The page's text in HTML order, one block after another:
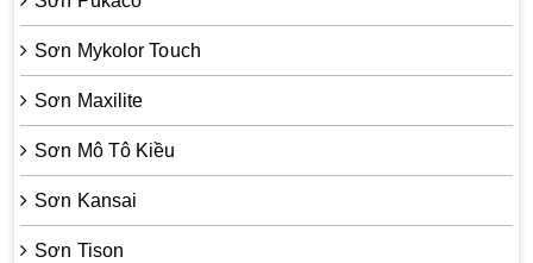
Sơn Mykolor Touch
Sơn Maxilite
Sơn Mô Tô Kiều
Sơn Kansai
Sơn Tison